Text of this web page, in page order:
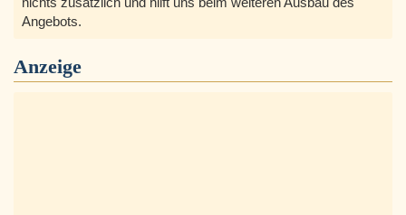
Angebots.
Anzeige